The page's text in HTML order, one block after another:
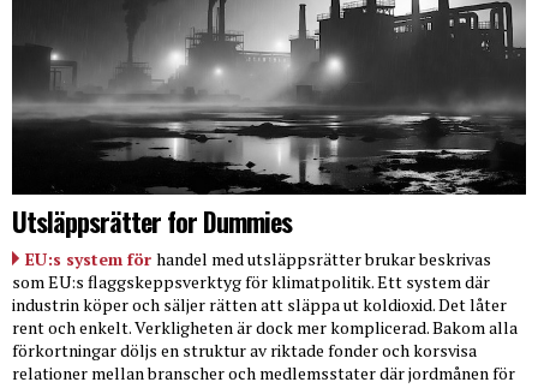
Utsläppsrätter for Dummies
EU:s system för handel med utsläppsrätter brukar beskrivas
som EU:s flaggskeppsverktyg för klimatpolitik. Ett system där
industrin köper och säljer rätten att släppa ut koldioxid. Det låter
rent och enkelt. Verkligheten är dock mer komplicerad. Bakom alla
förkortningar döljs en struktur av riktade fonder och korsvisa
relationer mellan branscher och medlemsstater där jordmånen för